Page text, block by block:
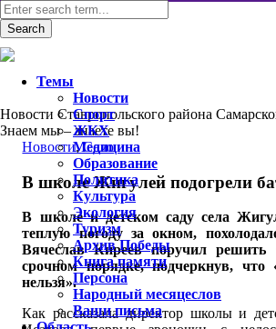
Новости Ставропольского района
Знаем мы – знаете вы!
Новости,Село
В школе Жигулей подогрели
В школе и детском саду села
теплую погоду за окном,
Вячеслав Киреев поручил решить
срочном порядке, подчеркнув, что
нельзя».
Как рассказала директор школы и
Темы
Новости
Спорт
ЖКХ
Медицина
Образование
Политика
Культура
Экология
Туризм
Архив Победы
Книга памяти
Персона
Народный месяцеслов
Ваши письма